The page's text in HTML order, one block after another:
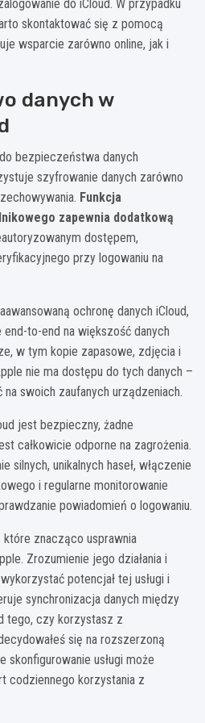
do iCloud. W przypadku
skontaktować się z pomocą
wsparcie zarówno online, jak i
danych w
bezpieczeństwa danych
szyfrowanie danych zarówno
Funkcja
zapewnia dodatkową
dostępem,
przy logowaniu na
ochronę danych iCloud,
to-end na większość danych
w tym kopie zapasowe, zdjęcia i
nie ma dostępu do tych danych –
swoich zaufanych urządzeniach.
jest bezpieczny, żadne
całkowicie odporne na zagrożenia.
silnych, unikalnych haseł, włączenie
i regularne monitorowanie
powiadomień o logowaniu.
znacząco usprawnia
Zrozumienie jego działania i
potencjał tej usługi i
synchronizacja danych między
tego, czy korzystasz z
się na rozszerzoną
skonfigurowanie usługi może
codziennego korzystania z